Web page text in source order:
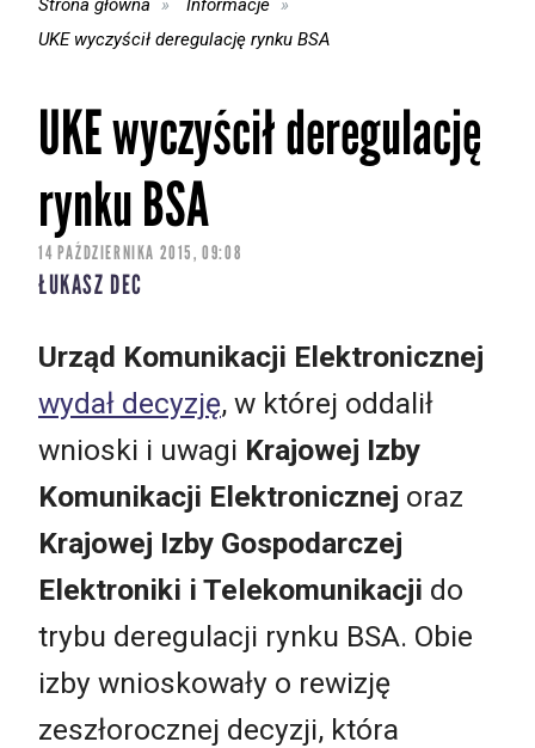
Strona główna
Informacje
UKE wyczyścił deregulację rynku BSA
UKE wyczyścił deregulację
rynku BSA
14 PAŹDZIERNIKA 2015, 09:08
ŁUKASZ DEC
Urząd Komunikacji Elektronicznej
wydał decyzję, w której oddalił
wnioski i uwagi Krajowej Izby
Komunikacji Elektronicznej oraz
Krajowej Izby Gospodarczej
Elektroniki i Telekomunikacji do
trybu deregulacji rynku BSA. Obie
izby wnioskowały o rewizję
zeszłorocznej decyzji, która